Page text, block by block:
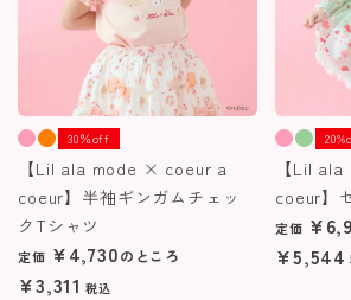
30％off
【Lil ala mode × coeur a
coeur】半袖ギンガムチェッ
クTシャツ
定価 ¥4,730のところ
¥3,311 税込
【Lil
coeur】
定価 ¥
¥5,544